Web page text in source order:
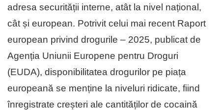
adresa securității interne, atât la nivel național,
cât și european. Potrivit celui mai recent Raport
european privind drogurile – 2025, publicat de
Agenția Uniunii Europene pentru Droguri
(EUDA), disponibilitatea drogurilor pe piața
europeană se menține la niveluri ridicate, fiind
înregistrate creșteri ale cantităților de cocaină